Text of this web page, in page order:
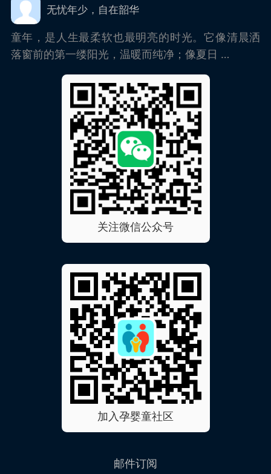
无忧年少，自在韶华
童年，是人生最柔软也最明亮的时光。它像清晨洒
落窗前的第一缕阳光，温暖而纯净；像夏日 …
关注微信公众号
加入孕婴童社区
邮件订阅